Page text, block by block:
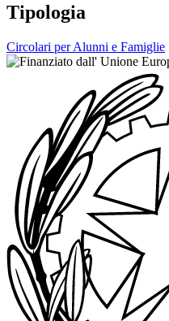
Tipologia
Circolari per Alunni e Famiglie